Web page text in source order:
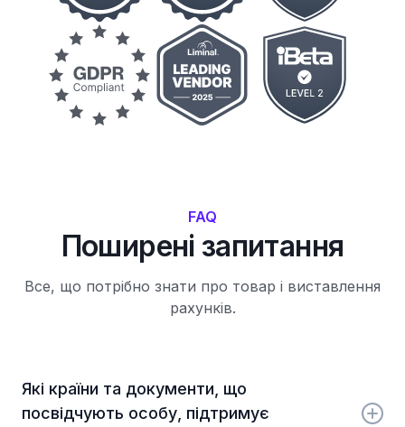
FAQ
Поширені запитання
Все, що потрібно знати про товар і виставлення
рахунків.
Які країни та документи, що
посвідчують особу, підтримує